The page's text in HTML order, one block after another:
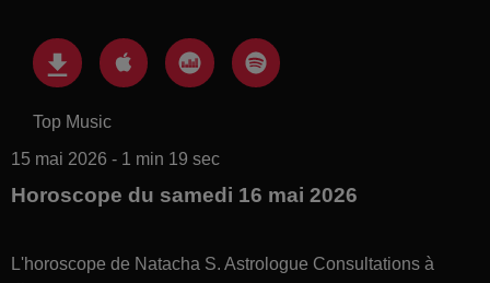
Top Music
15 mai 2026 - 1 min 19 sec
Horoscope du samedi 16 mai 2026
L'horoscope de Natacha S. Astrologue Consultations à